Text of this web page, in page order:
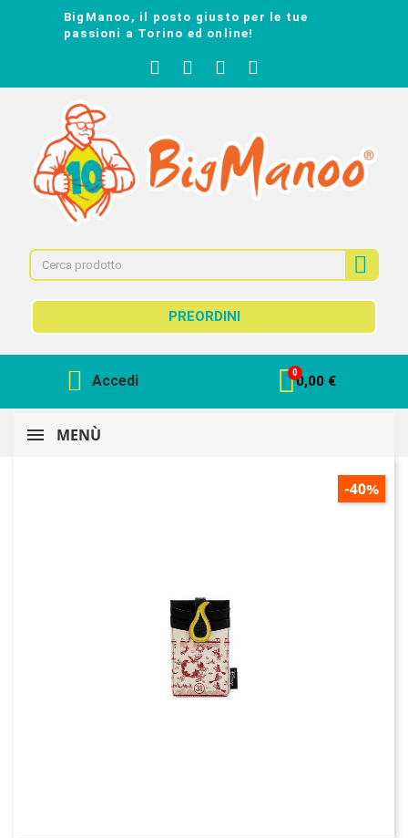
BigManoo, il posto giusto per le tue
passioni a Torino ed online!
PREORDINI
Accedi 0,00 €
MENÙ
-40%